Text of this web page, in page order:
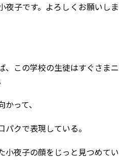
夜子です。よろしくお願いしま
、この学校の生徒はすぐさまニ
って、
クで表現している。
小夜子の顔をじっと見つめてい